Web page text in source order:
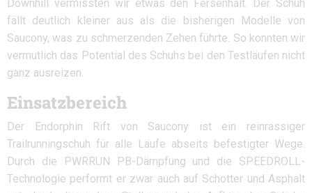
Downhill vermissten wir etwas den Fersenhalt. Der Schuh
fällt deutlich kleiner aus als die bisherigen Modelle von
Saucony, was zu schmerzenden Zehen führte. So konnten wir
vermutlich das Potential des Schuhs bei den Testläufen nicht
ganz ausreizen.
Einsatzbereich
Der Endorphin Rift von Saucony ist ein reinrassiger
Trailrunningschuh für alle Läufe abseits befestigter Wege.
Durch die PWRRUN PB-Dämpfung und die SPEEDROLL-
Technologie performt er zwar auch auf Schotter und Asphalt